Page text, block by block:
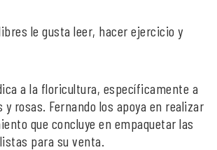
le gusta leer, hacer ejercicio y
a la floricultura, específicamente a
rosas. Fernando los apoya en realizar
que concluye en empaquetar las
para su venta.